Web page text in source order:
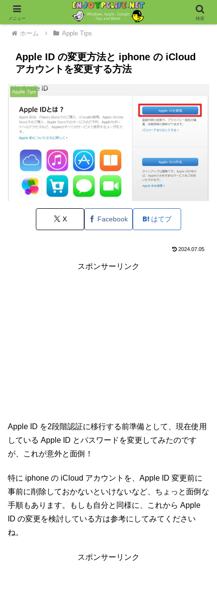
ホーム Apple Tips
Apple ID の変更方法と iphone の iCloud
アカウントを変更する方法
Apple Tips
X Facebook はてブ
2024.07.05
スポンサーリンク
Apple ID を2段階認証に移行する前準備として、現在使用
している Apple ID とパスワードを変更してみたのです
が、これが意外と面倒！
特に iphone の iCloud アカウントを、Apple ID 変更前に
事前に削除しておかないといけないなど、ちょっと面倒な
手順もあります。もしも自分と同様に、これから Apple
ID の変更を検討している方は参考にしてみてください
ね。
スポンサーリンク
メニュー 検索